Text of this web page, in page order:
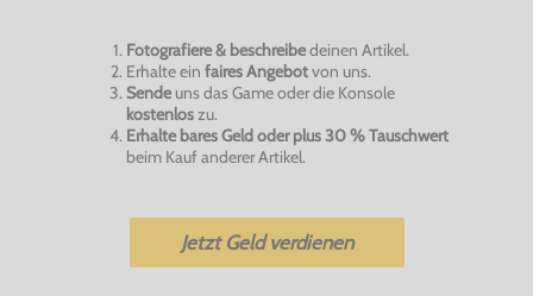
Fotografiere & beschreibedeinen Artikel.
Erhalte ein faires Angebotvon uns.
Sendeuns das Game oder die Konsole
kostenloszu.
Erhalte bares Geld oder plus 30 % Tauschwert
beim Kauf anderer Artikel.
Jetzt Geld verdienen